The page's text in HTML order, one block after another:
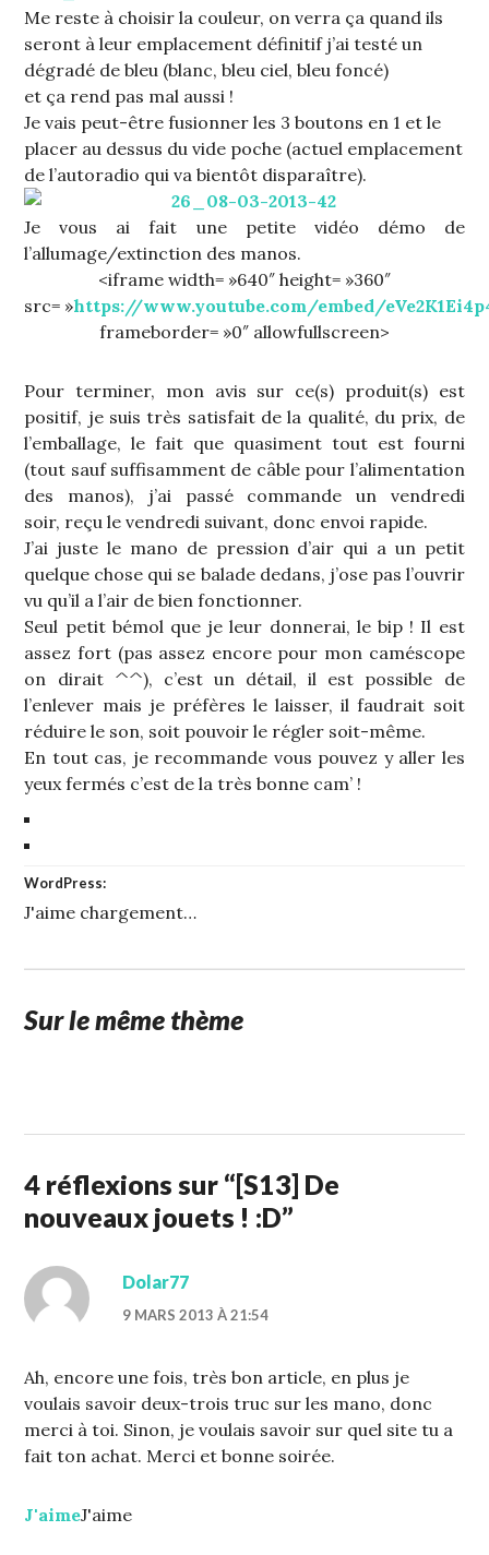
Me reste à choisir la couleur, on verra ça quand ils
seront à leur emplacement définitif j’ai testé un
dégradé de bleu (blanc, bleu ciel, bleu foncé)
et ça rend pas mal aussi !
Je vais peut-être fusionner les 3 boutons en 1 et le
placer au dessus du vide poche (actuel emplacement
de l’autoradio qui va bientôt disparaître).
Je vous ai fait une petite vidéo démo de
l’allumage/extinction des manos.
<iframe width= »640″ height= »360″
src= »https://www.youtube.com/embed/
frameborder= »0″ allowfullscreen>
Pour terminer, mon avis sur ce(s) produit(s) est
positif, je suis très satisfait de la qualité, du prix, de
l’emballage, le fait que quasiment tout est fourni
(tout sauf suffisamment de câble pour l’alimentation
des manos), j’ai passé commande un vendredi
soir, reçu le vendredi suivant, donc envoi rapide.
J’ai juste le mano de pression d’air qui a un petit
quelque chose qui se balade dedans, j’ose pas l’ouvrir
vu qu’il a l’air de bien fonctionner.
Seul petit bémol que je leur donnerai, le bip ! Il est
assez fort (pas assez encore pour mon caméscope
on dirait ^^), c’est un détail, il est possible de
l’enlever mais je préfères le laisser, il faudrait soit
réduire le son, soit pouvoir le régler soit-même.
En tout cas, je recommande vous pouvez y aller les
yeux fermés c’est de la très bonne cam’ !
WordPress:
J'aime chargement…
Sur le même thème
4 réflexions sur “[S13] De
nouveaux jouets ! :D”
Dolar77
9 MARS 2013 À 21:54
Ah, encore une fois, très bon article, en plus je
voulais savoir deux-trois truc sur les mano, donc
merci à toi. Sinon, je voulais savoir sur quel site tu a
fait ton achat. Merci et bonne soirée.
J'aimeJ'aime